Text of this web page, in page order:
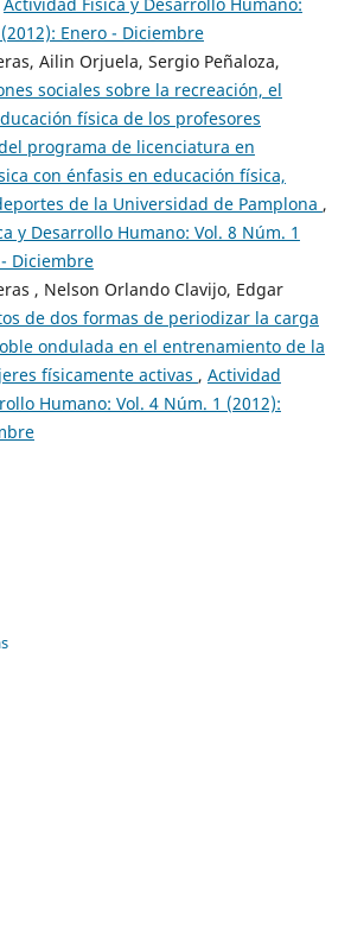
Actividad Física y Desarrollo Humano:
Enero - Diciembre
Ailin Orjuela, Sergio Peñaloza,
sociales sobre la recreación, el
física de los profesores
programa de licenciatura en
con énfasis en educación física,
de la Universidad de Pamplona ,
y Desarrollo Humano: Vol. 8 Núm. 1
Diciembre
, Nelson Orlando Clavijo, Edgar
de dos formas de periodizar la carga
ondulada en el entrenamiento de la
físicamente activas , Actividad
Humano: Vol. 4 Núm. 1 (2012):